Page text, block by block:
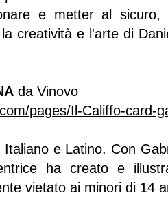
e metter al sicuro,
creatività e l'arte di
da Vinovo
pages/Il-Califfo-card-
e Latino. Con
ha creato e
vietato ai minori di 14